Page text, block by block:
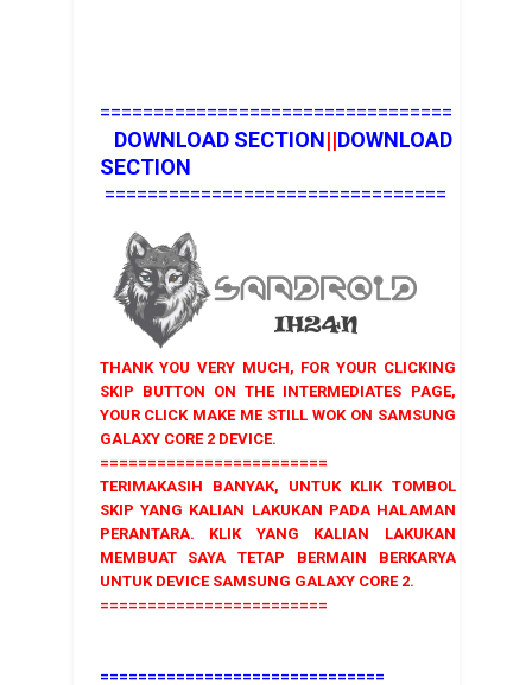
=================================
DOWNLOAD SECTION||DOWNLOAD
SECTION
================================
THANK YOU VERY MUCH, FOR YOUR CLICKING
SKIP BUTTON ON THE INTERMEDIATES PAGE,
YOUR CLICK MAKE ME STILL WOK ON SAMSUNG
GALAXY CORE 2 DEVICE.
========================
TERIMAKASIH BANYAK, UNTUK KLIK TOMBOL
SKIP YANG KALIAN LAKUKAN PADA HALAMAN
PERANTARA. KLIK YANG KALIAN LAKUKAN
MEMBUAT SAYA TETAP BERMAIN BERKARYA
UNTUK DEVICE SAMSUNG GALAXY CORE 2.
========================
==============================